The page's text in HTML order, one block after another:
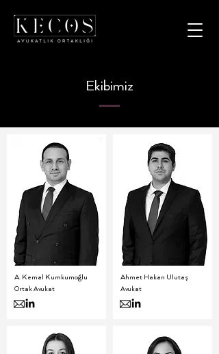
Ekibimiz
A. Kemal Kumkumoğlu
Ortak Avukat
Ahmet Hakan Ulutaş
Avukat